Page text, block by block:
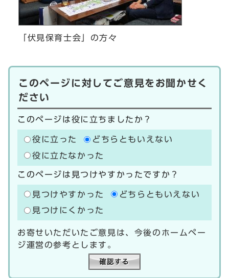
「伏見保育士会」の方々
このページに対してご意見をお聞かせく
ださい
このページは役に立ちましたか？
役に立った
どちらともいえない
役に立たなかった
このページは見つけやすかったですか？
見つけやすかった
どちらともいえない
見つけにくかった
お寄せいただいたご意見は、今後のホームペー
ジ運営の参考とします。